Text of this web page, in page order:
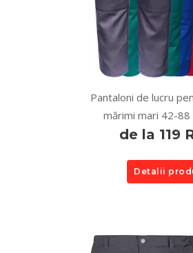
Pantaloni de lucru
mărimi mari 42-88
de la 119
Detalii